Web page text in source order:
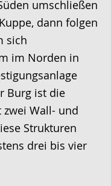
umschließen
dann folgen
sich
im Norden in
Burg ist die
Wall- und
Strukturen
drei bis vier